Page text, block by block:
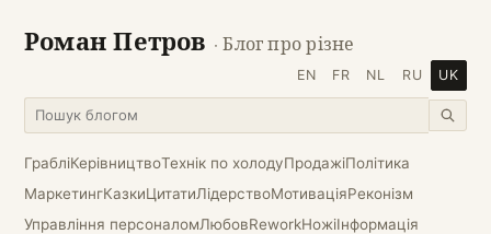
Роман Петров · Блог про різне
EN FR NL RU UK
ГрабліКерівництвоТехнік по холодуПродажіПолітика
МаркетингКазкиЦитатиЛідерствоМотиваціяРеконізм
Управління персоналомЛюбовReworkНожіІнформація